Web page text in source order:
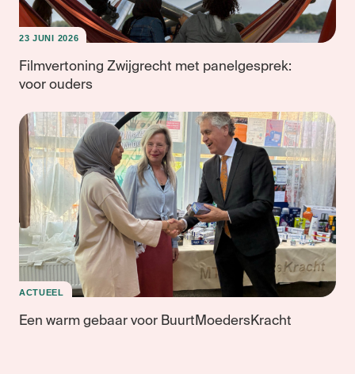
23 JUNI 2026
Filmvertoning Zwijgrecht met panelgesprek:
voor ouders
ACTUEEL
Een warm gebaar voor BuurtMoedersKracht